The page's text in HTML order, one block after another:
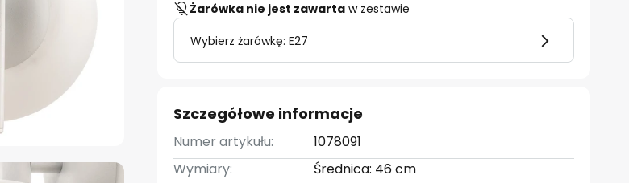
Żarówka nie jest zawarta w zestawie
Wybierz żarówkę: E27
Szczegółowe informacje
Numer artykułu:
1078091
Wymiary:
Średnica: 46 cm